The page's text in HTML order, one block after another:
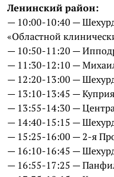
Ленинский район:
— 10:00-10:40 —
«Областной
— 10:50-11:20 —
— 11:30-12:10 —
— 12:20-13:00 —
— 13:10-13:45 —
— 13:55-14:30 —
— 14:40-15:15 —
— 15:25-16:00 — 2-я
— 16:10-16:45 —
— 16:55-17:25 —